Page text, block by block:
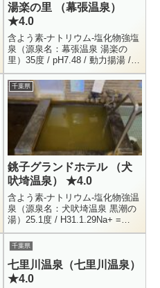
湯楽の里 （幕張温泉）
★4.0
含よう素-ナトリウム-塩化物強塩
泉（源泉名：幕張温泉 湯楽の
里）35度 / pH7.48 / 動力揚湯 /
毎分300L / 2019.2.14Li+ = 1.0 /
Na+ = ...
千葉県
銚子グランドホテル （犬
吠埼温泉） ★4.0
含よう素-ナトリウム-塩化物強温
泉（源泉名：犬吠埼温泉 黒潮の
湯）25.1度 / H31.1.29Na+ =
7316 / K+ = 34.2 / NH4+ = 6.7 /
Mg+...
千葉県
七里川温泉（七里川温泉）
★4.0